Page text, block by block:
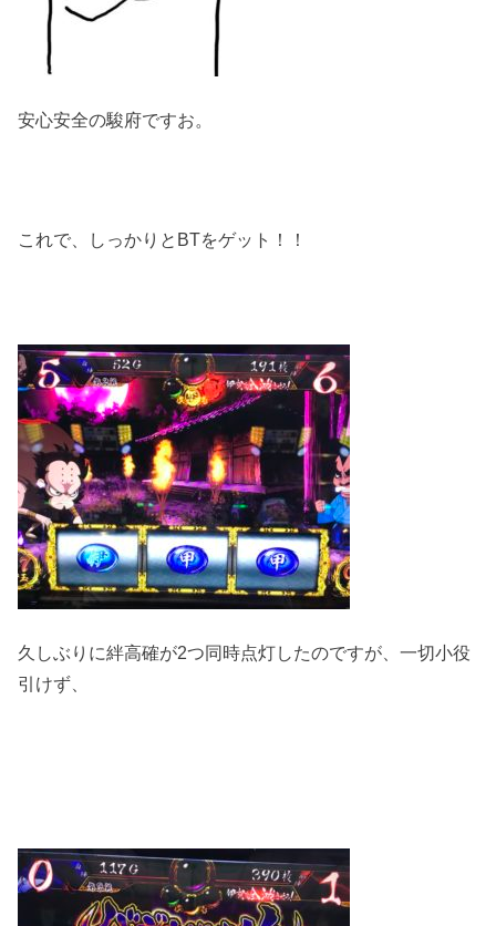
安心安全の駿府ですお。
これで、しっかりとBTをゲット！！
久しぶりに絆高確が2つ同時点灯したのですが、一切小役
引けず、